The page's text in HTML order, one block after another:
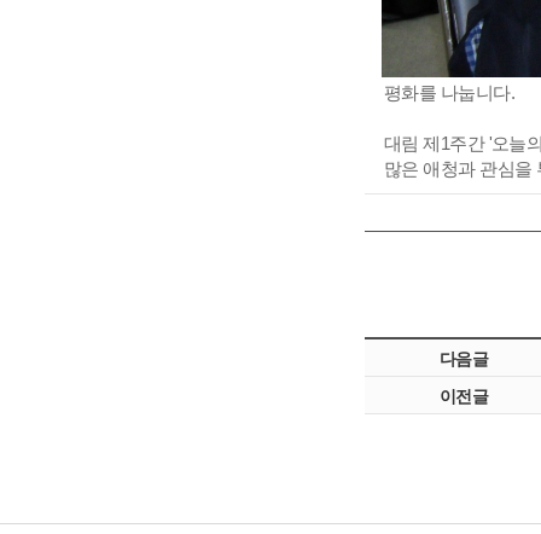
평화를 나눕니다.
대림 제1주간 '오늘
많은 애청과 관심을
다음글
이전글